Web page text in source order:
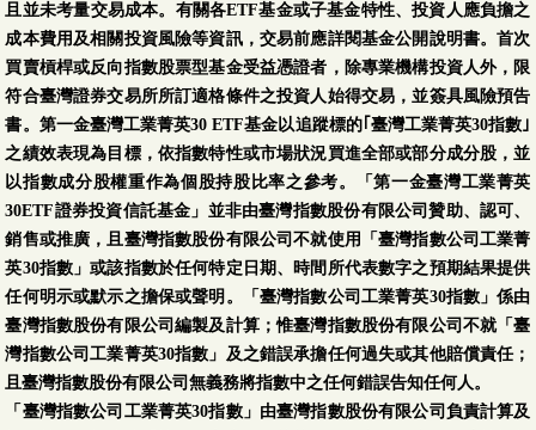
且並未考量交易成本。有關各ETF基金或子基金特性、投資人應負擔之
成本費用及相關投資風險等資訊，交易前應詳閱基金公開說明書。首次
買賣槓桿或反向指數股票型基金受益憑證者，除專業機構投資人外，限
符合臺灣證券交易所所訂適格條件之投資人始得交易，並簽具風險預告
書。第一金臺灣工業菁英30 ETF基金以追蹤標的｢臺灣工業菁英30指數｣
之績效表現為目標，依指數特性或市場狀況買進全部或部分成分股，並
以指數成分股權重作為個股持股比率之參考。「第一金臺灣工業菁英
30ETF證券投資信託基金」並非由臺灣指數股份有限公司贊助、認可、
銷售或推廣，且臺灣指數股份有限公司不就使用「臺灣指數公司工業菁
英30指數」或該指數於任何特定日期、時間所代表數字之預期結果提供
任何明示或默示之擔保或聲明。「臺灣指數公司工業菁英30指數」係由
臺灣指數股份有限公司編製及計算；惟臺灣指數股份有限公司不就「臺
灣指數公司工業菁英30指數」及之錯誤承擔任何過失或其他賠償責任；
且臺灣指數股份有限公司無義務將指數中之任何錯誤告知任何人。
「臺灣指數公司工業菁英30指數」由臺灣指數股份有限公司負責計算及